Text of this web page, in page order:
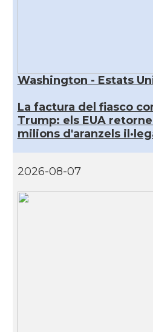
Washington - Estats
La factura del fiasco
Trump: els EUA
milions d'aranzels
2026-08-07